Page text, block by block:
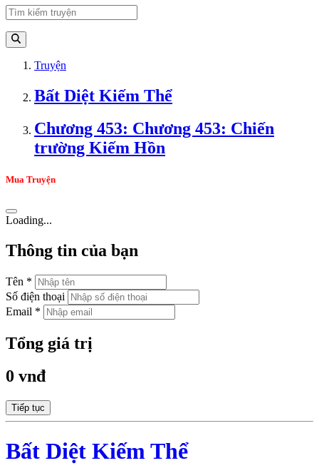
Truyện
Bất Diệt Kiếm Thể
Chương 453: Chương 453: Chiến
trường Kiếm Hồn
Mua Truyện
Loading...
Thông tin của bạn
Tên *
Số điện thoại
Email *
Tổng giá trị
0 vnđ
Tiếp tục
Bất Diệt Kiếm Thể